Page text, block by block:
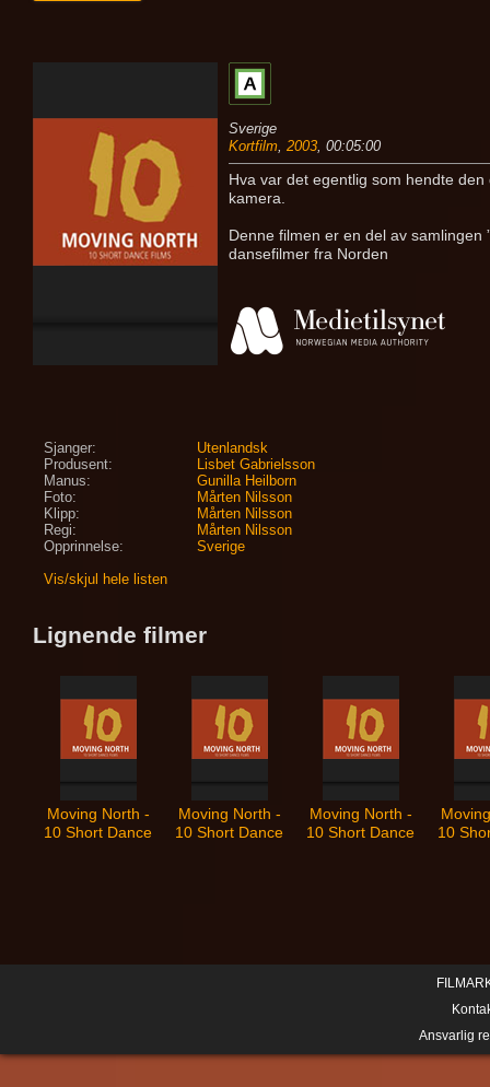
Sverige
Kortfilm, 2003, 00:05:00
Hva var det egentlig som hendte
kamera.
Denne filmen er en del av samlingen
dansefilmer fra Norden
Sjanger:
Utenlandsk
Produsent:
Lisbet Gabrielsson
Manus:
Gunilla Heilborn
Foto:
Mårten Nilsson
Klipp:
Mårten Nilsson
Regi:
Mårten Nilsson
Opprinnelse:
Sverige
Vis/skjul hele listen
Lignende filmer
Moving North -
10 Short Dance
Moving North -
10 Short Dance
Moving North -
10 Short Dance
10
Ansvarlig